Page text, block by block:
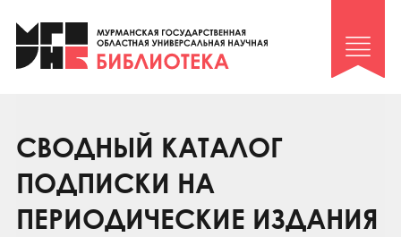
Клуб «Гиря и сельдерей»
Клуб «Семейный архив»
Коллегам
Контакты
СВОДНЫЙ КАТАЛОГ
ПОДПИСКИ НА
ПЕРИОДИЧЕСКИЕ ИЗДАНИЯ